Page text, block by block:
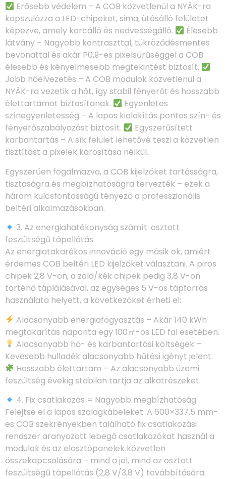
Erősebb védelem – A COB közvetlenül a NYÁK-ra
kapszulázza a LED-chipeket, sima, ütésálló felületet
képezve, amely karcálló és nedvességálló.
Élesebb
látvány – Nagyobb kontraszttal, tükröződésmentes
bevonattal és akár P0,9-es pixelsűrűséggel a COB
élesebb és kényelmesebb megtekintést biztosít.
Jobb hőelvezetés – A COB modulok közvetlenül a
NYÁK-ra vezetik a hőt, így stabil fényerőt és hosszabb
élettartamot biztosítanak.
Egyenletes
színegyenletesség – A lapos kialakítás pontos szín- és
fényerőszabályozást biztosít.
Egyszerűsített
karbantartás – A sík felület lehetővé teszi a közvetlen
tisztítást a pixelek károsítása nélkül.
Egyszerűen fogalmazva, a COB kijelzőket tartósságra,
tisztaságra és megbízhatóságra tervezték – ezek a
három kulcsfontosságú tényező a professzionális
beltéri alkalmazásokban.
3. Az energiahatékonyság számít: osztott
feszültségű tápellátás
Az energiatakarékos innováció egy másik ok, amiért
érdemes COB beltéri LED kijelzőket választani. A piros
chipek 2,8 V-on, a zöld/kék chipek pedig 3,8 V-on
történő táplálásával, az egységes 5 V-os tápforrás
használata helyett, a következőket érheti el:
Alacsonyabb energiafogyasztás – Akár 140 kWh
megtakarítás naponta egy 100㎡-os LED fal esetében.
Alacsonyabb hő- és karbantartási költségek –
Kevesebb hulladék alacsonyabb hűtési igényt jelent.
Hosszabb élettartam – Az alacsonyabb üzemi
feszültség évekig stabilan tartja az alkatrészeket.
4. Fix csatlakozás = Nagyobb megbízhatóság
Felejtse el a lapos szalagkábeleket. A 600×337,5 mm-
es COB szekrényekben található fix csatlakozási
rendszer aranyozott lebegő csatlakozókat használ a
modulok és az elosztópanelek közvetlen
összekapcsolására – mind a jel, mind az osztott
feszültségű tápellátás (2,8 V/3,8 V) továbbítására.